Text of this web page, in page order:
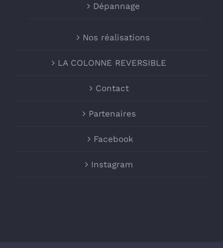
Dépannage
Nos réalisations
LA COLONNE REVERSIBLE
Contact
Partenaires
Facebook
Instagram